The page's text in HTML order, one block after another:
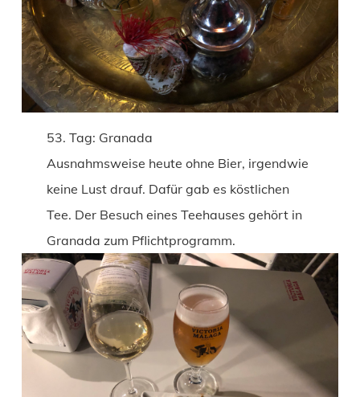
53. Tag: Granada
Ausnahmsweise heute ohne Bier, irgendwie
keine Lust drauf. Dafür gab es köstlichen
Tee. Der Besuch eines Teehauses gehört in
Granada zum Pflichtprogramm.